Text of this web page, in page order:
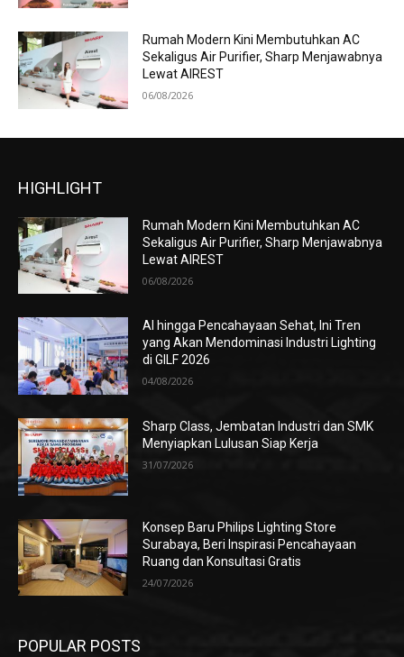
Rumah Modern Kini Membutuhkan AC
Sekaligus Air Purifier, Sharp Menjawabnya
Lewat AIREST
06/08/2026
HIGHLIGHT
Rumah Modern Kini Membutuhkan AC
Sekaligus Air Purifier, Sharp Menjawabnya
Lewat AIREST
06/08/2026
AI hingga Pencahayaan Sehat, Ini Tren
yang Akan Mendominasi Industri Lighting
di GILF 2026
04/08/2026
Sharp Class, Jembatan Industri dan SMK
Menyiapkan Lulusan Siap Kerja
31/07/2026
Konsep Baru Philips Lighting Store
Surabaya, Beri Inspirasi Pencahayaan
Ruang dan Konsultasi Gratis
24/07/2026
POPULAR POSTS